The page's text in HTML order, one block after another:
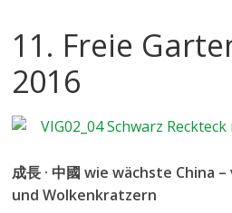
22.8.2021 19 Uhr
„KLEINGARTENANLAGE“
wächst
Kultur
11. Freie
2016
成長 · 中國 wie wächste China
und Wolkenkratzern